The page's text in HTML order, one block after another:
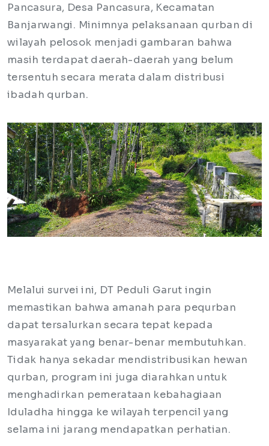
Pancasura, Desa Pancasura, Kecamatan
Banjarwangi. Minimnya pelaksanaan qurban di
wilayah pelosok menjadi gambaran bahwa
masih terdapat daerah-daerah yang belum
tersentuh secara merata dalam distribusi
ibadah qurban.
Melalui survei ini, DT Peduli Garut ingin
memastikan bahwa amanah para pequrban
dapat tersalurkan secara tepat kepada
masyarakat yang benar-benar membutuhkan.
Tidak hanya sekadar mendistribusikan hewan
qurban, program ini juga diarahkan untuk
menghadirkan pemerataan kebahagiaan
Iduladha hingga ke wilayah terpencil yang
selama ini jarang mendapatkan perhatian.